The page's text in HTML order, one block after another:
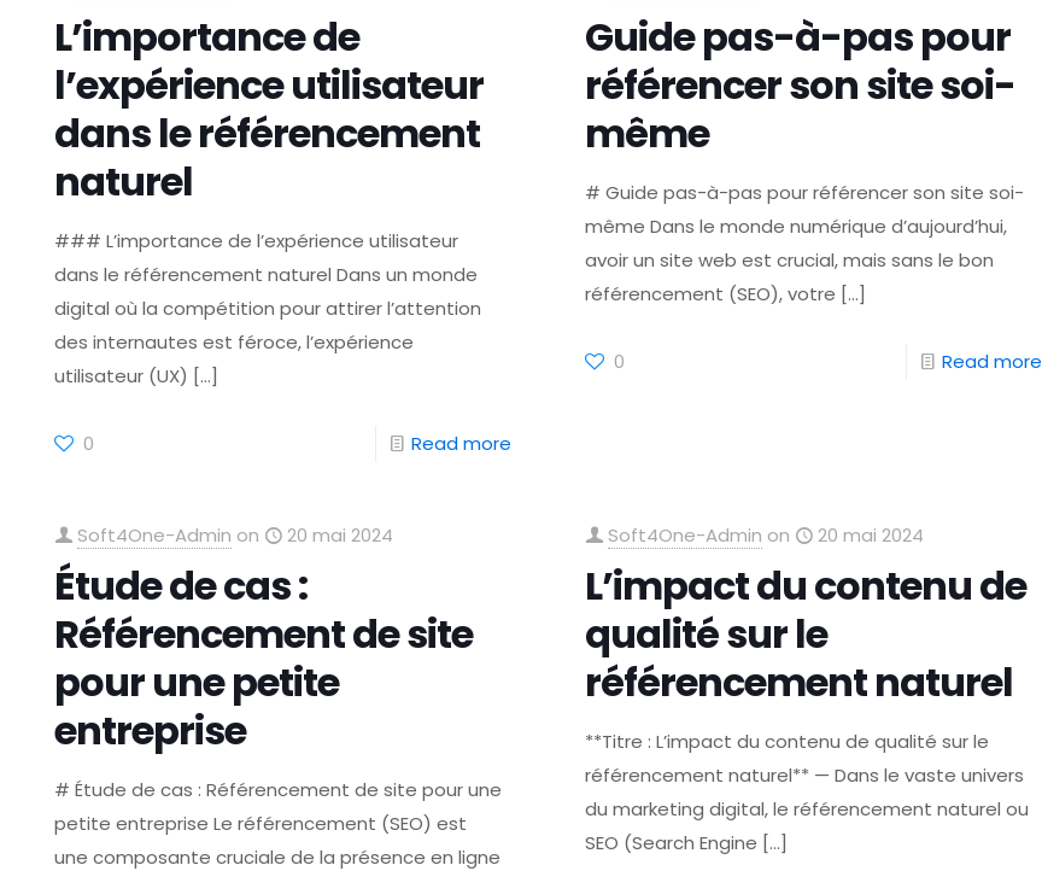
L’importance de
l’expérience utilisateur
dans le référencement
naturel
### L’importance de l’expérience utilisateur
dans le référencement naturel Dans un monde
digital où la compétition pour attirer l’attention
des internautes est féroce, l’expérience
utilisateur (UX) […]
0 Read more
Guide pas-à-pas pour
référencer son site soi-
même
# Guide pas-à-pas pour référencer son site soi-
même Dans le monde numérique d’aujourd’hui,
avoir un site web est crucial, mais sans le bon
référencement (SEO), votre […]
0 Read more
Soft4One-Admin on 20 mai 2024
Étude de cas :
Référencement de site
pour une petite
entreprise
# Étude de cas : Référencement de site pour une
petite entreprise Le référencement (SEO) est
une composante cruciale de la présence en ligne
Soft4One-Admin on 20 mai 2024
L’impact du contenu de
qualité sur le
référencement naturel
**Titre : L’impact du contenu de qualité sur le
référencement naturel** — Dans le vaste univers
du marketing digital, le référencement naturel ou
SEO (Search Engine […]